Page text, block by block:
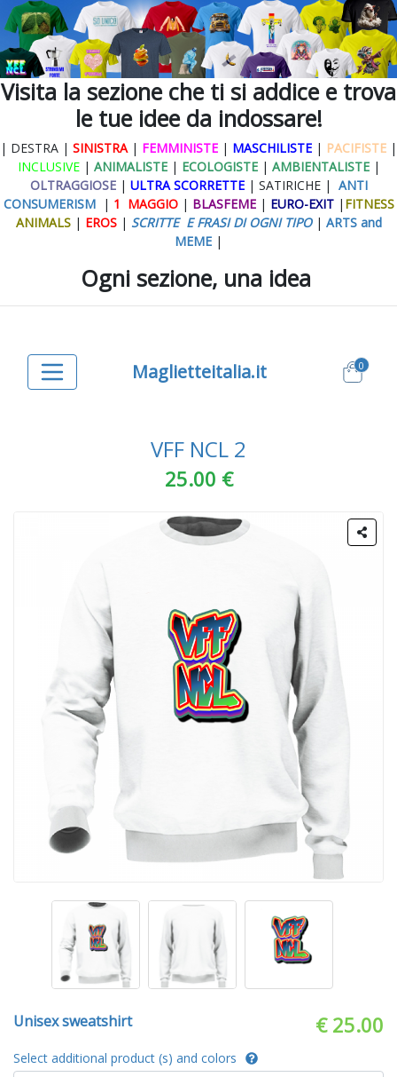
Visita la sezione che ti si addice e trova
le tue idee da indossare!
| DESTRA | SINISTRA| FEMMINISTE | MASCHILISTE | PACIFISTE |
INCLUSIVE| ANIMALISTE| ECOLOGISTE | AMBIENTALISTE|
OLTRAGGIOSE| ULTRA SCORRETTE | SATIRICHE | ANTI
CONSUMERISM | 1 MAGGIO| BLASFEME | EURO-EXIT| FITNESS
ANIMALS| EROS| SCRITTE E FRASI DI OGNI TIPO | ARTS and
MEME |
Ogni sezione, una idea
Maglietteitalia.it 0
VFF NCL 2
25.00 €
Unisex sweatshirt € 25.00
Select additional product (s) and colors